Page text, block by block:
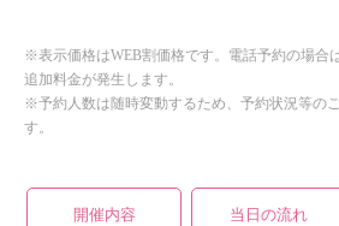
※表示価格はWEB割価格です。電話予約の場合
追加料金が発生します。
※予約人数は随時変動するため、予約状況等の
す。
開催内容 当日の流れ